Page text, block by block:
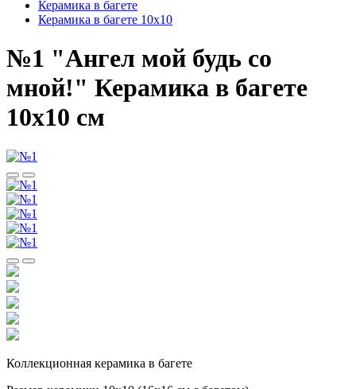
Керамика в багете
Керамика в багете 10х10
№1 "Ангел мой будь со
мной!" Керамика в багете
10х10 см
Коллекционная керамика в багете